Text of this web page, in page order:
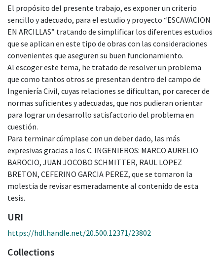
El propósito del presente trabajo, es exponer un criterio
sencillo y adecuado, para el estudio y proyecto “ESCAVACION
EN ARCILLAS” tratando de simplificar los diferentes estudios
que se aplican en este tipo de obras con las consideraciones
convenientes que aseguren su buen funcionamiento.
Al escoger este tema, he tratado de resolver un problema
que como tantos otros se presentan dentro del campo de
Ingeniería Civil, cuyas relaciones se dificultan, por carecer de
normas suficientes y adecuadas, que nos pudieran orientar
para lograr un desarrollo satisfactorio del problema en
cuestión.
Para terminar cúmplase con un deber dado, las más
expresivas gracias a los C. INGENIEROS: MARCO AURELIO
BAROCIO, JUAN JOCOBO SCHMITTER, RAUL LOPEZ
BRETON, CEFERINO GARCIA PEREZ, que se tomaron la
molestia de revisar esmeradamente al contenido de esta
tesis.
URI
https://hdl.handle.net/20.500.12371/23802
Collections